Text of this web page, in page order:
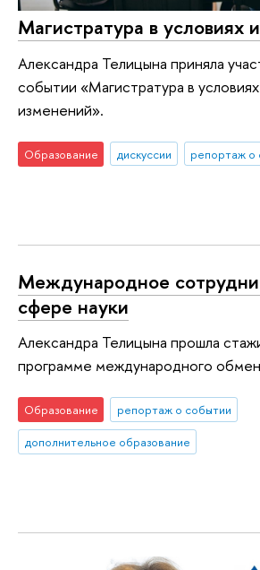
Магистратура в условиях
Александра Телицына приняла
событии «Магистратура в
изменений».
Образование дискуссии репортаж о
Международное
сфере науки
Александра Телицына прошла
программе международного
Образование
репортаж о событии
дополнительное образование